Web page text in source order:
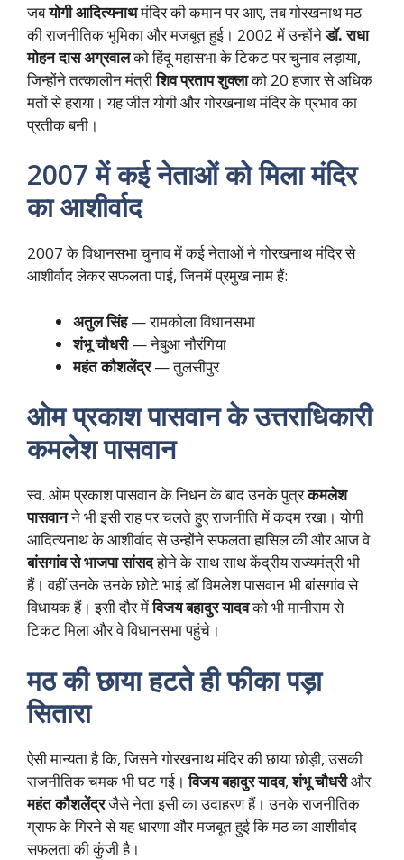
जबयोगी आदित्यनाथमंदिर की कमान पर आए, तब गोरखनाथ मठ
की राजनीतिक भूमिका और मजबूत हुई। 2002 में उन्होंनेडॉ. राधा
मोहन दास अग्रवालको हिंदू महासभा के टिकट पर चुनाव लड़ाया,
जिन्होंने तत्कालीन मंत्रीशिव प्रताप शुक्लाको 20 हजार से अधिक
मतों से हराया। यह जीत योगी और गोरखनाथ मंदिर के प्रभाव का
प्रतीक बनी।
2007 में कई नेताओं को मिला मंदिर
का आशीर्वाद
2007 के विधानसभा चुनाव में कई नेताओं ने गोरखनाथ मंदिर से
आशीर्वाद लेकर सफलता पाई, जिनमें प्रमुख नाम हैं:
अतुल सिंह— रामकोला विधानसभा
शंभू चौधरी— नेबुआ नौरंगिया
महंत कौशलेंद्र— तुलसीपुर
ओम प्रकाश पासवान के उत्तराधिकारी
कमलेश पासवान
स्व. ओम प्रकाश पासवान के निधन के बाद उनके पुत्रकमलेश
पासवानने भी इसी राह पर चलते हुए राजनीति में कदम रखा। योगी
आदित्यनाथ के आशीर्वाद से उन्होंने सफलता हासिल की और आज वे
बांसगांव से भाजपा सांसदहोने के साथ साथ केंद्रीय राज्यमंत्री भी
हैं। वहीं उनके उनके छोटे भाई डॉ विमलेश पासवान भी बांसगांव से
विधायक हैं। इसी दौर मेंविजय बहादुर यादवको भी मानीराम से
टिकट मिला और वे विधानसभा पहुंचे।
मठ की छाया हटते ही फीका पड़ा
सितारा
ऐसी मान्यता है कि, जिसने गोरखनाथ मंदिर की छाया छोड़ी, उसकी
राजनीतिक चमक भी घट गई।विजय बहादुर यादव,शंभू चौधरीऔर
महंत कौशलेंद्रजैसे नेता इसी का उदाहरण हैं। उनके राजनीतिक
ग्राफ के गिरने से यह धारणा और मजबूत हुई कि मठ का आशीर्वाद
सफलता की कुंजी है।